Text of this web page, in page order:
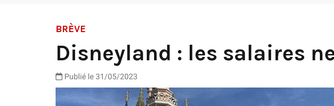
BRÈVE
Disneyland : les salaires
Publié le 31/05/2023